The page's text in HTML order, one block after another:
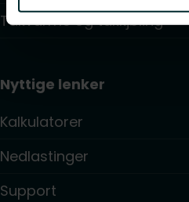
Takvarme og takkjøling
Nyttige lenker
Kalkulatorer
Nedlastinger
Support